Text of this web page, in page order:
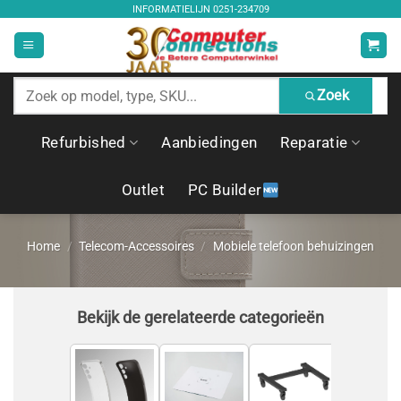
inhoud
INFORMATIELIJN 0251-234709
Zoek
producten
Zoek
Refurbished Aanbiedingen Reparatie
Outlet PC Builder
Home / Telecom-Accessoires / Mobiele telefoon behuizingen
Bekijk de gerelateerde categorieën